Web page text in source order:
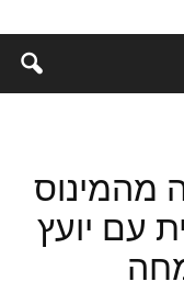
מהמינוס
עם יועץ